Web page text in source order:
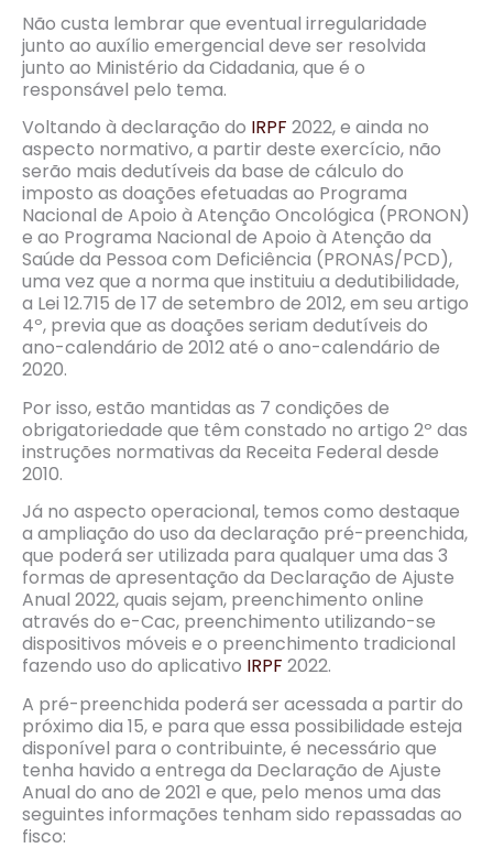
Não custa lembrar que eventual irregularidade
junto ao auxílio emergencial deve ser resolvida
junto ao Ministério da Cidadania, que é o
responsável pelo tema.
Voltando à declaração do IRPF 2022, e ainda no
aspecto normativo, a partir deste exercício, não
serão mais dedutíveis da base de cálculo do
imposto as doações efetuadas ao Programa
Nacional de Apoio à Atenção Oncológica (PRONON)
e ao Programa Nacional de Apoio à Atenção da
Saúde da Pessoa com Deficiência (PRONAS/PCD),
uma vez que a norma que instituiu a dedutibilidade,
a Lei 12.715 de 17 de setembro de 2012, em seu artigo
4º, previa que as doações seriam dedutíveis do
ano-calendário de 2012 até o ano-calendário de
2020.
Por isso, estão mantidas as 7 condições de
obrigatoriedade que têm constado no artigo 2º das
instruções normativas da Receita Federal desde
2010.
Já no aspecto operacional, temos como destaque
a ampliação do uso da declaração pré-preenchida,
que poderá ser utilizada para qualquer uma das 3
formas de apresentação da Declaração de Ajuste
Anual 2022, quais sejam, preenchimento online
através do e-Cac, preenchimento utilizando-se
dispositivos móveis e o preenchimento tradicional
fazendo uso do aplicativo IRPF 2022.
A pré-preenchida poderá ser acessada a partir do
próximo dia 15, e para que essa possibilidade esteja
disponível para o contribuinte, é necessário que
tenha havido a entrega da Declaração de Ajuste
Anual do ano de 2021 e que, pelo menos uma das
seguintes informações tenham sido repassadas ao
fisco: